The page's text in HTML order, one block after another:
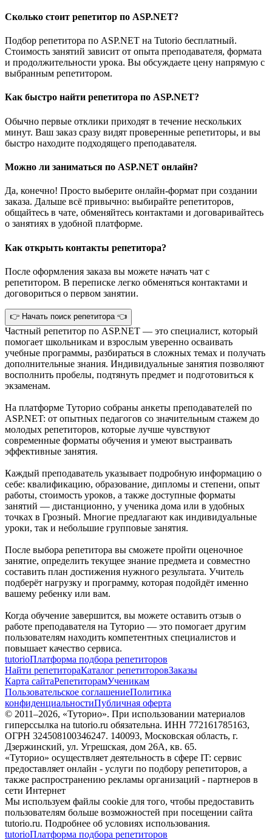
Сколько стоит репетитор по ASP.NET?
Подбор репетитора по ASP.NET на Tutorio бесплатный.
Стоимость занятий зависит от опыта преподавателя, формата
и продолжительности урока. Вы обсуждаете цену напрямую с
выбранным репетитором.
Как быстро найти репетитора по ASP.NET?
Обычно первые отклики приходят в течение нескольких
минут. Ваш заказ сразу видят проверенные репетиторы, и вы
быстро находите подходящего преподавателя.
Можно ли заниматься по ASP.NET онлайн?
Да, конечно! Просто выберите онлайн-формат при создании
заказа. Дальше всё привычно: выбирайте репетиторов,
общайтесь в чате, обменяйтесь контактами и договаривайтесь
о занятиях в удобной платформе.
Как открыть контакты репетитора?
После оформления заказа вы можете начать чат с
репетитором. В переписке легко обменяться контактами и
договориться о первом занятии.
👉 Начать поиск репетитора 👈
Частный репетитор по ASP.NET — это специалист, который
помогает школьникам и взрослым уверенно осваивать
учебные программы, разбираться в сложных темах и получать
дополнительные знания. Индивидуальные занятия позволяют
восполнить пробелы, подтянуть предмет и подготовиться к
экзаменам.
На платформе Туторио собраны анкеты преподавателей по
ASP.NET: от опытных педагогов со значительным стажем до
молодых репетиторов, которые лучше чувствуют
современные форматы обучения и умеют выстраивать
эффективные занятия.
Каждый преподаватель указывает подробную информацию о
себе: квалификацию, образование, дипломы и степени, опыт
работы, стоимость уроков, а также доступные форматы
занятий — дистанционно, у ученика дома или в удобных
точках в Грозный. Многие предлагают как индивидуальные
уроки, так и небольшие групповые занятия.
После выбора репетитора вы сможете пройти оценочное
занятие, определить текущее знание предмета и совместно
составить план достижения нужного результата. Учитель
подберёт нагрузку и программу, которая подойдёт именно
вашему ребенку или вам.
Когда обучение завершится, вы можете оставить отзыв о
работе преподавателя на Туторио — это помогает другим
пользователям находить компетентных специалистов и
повышает качество сервиса.
tutorioПлатформа подбора репетиторов
Найти репетитораКаталог репетиторовЗаказы
Карта сайтаРепетиторамУченикам
Пользовательское соглашениеПолитика
конфиденциальностиПубличная оферта
© 2011–2026, «Туторио». При использовании материалов
гиперссылка на tutorio.ru обязательна. ИНН 772161785163,
ОГРН 324508100346247. 140093, Московская область, г.
Дзержинский, ул. Угрешская, дом 26А, кв. 65.
«Туторио» осуществляет деятельность в сфере IT: сервис
предоставляет онлайн - услуги по подбору репетиторов, а
также распространению рекламы организаций - партнеров в
сети Интернет
Мы используем файлы cookie для того, чтобы предоставить
пользователям больше возможностей при посещении сайта
tutorio.ru. Подробнее об условиях использования.
tutorioПлатформа подбора репетиторов